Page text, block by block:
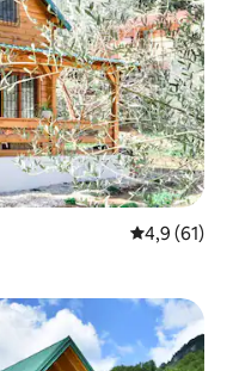
4,9 (61)